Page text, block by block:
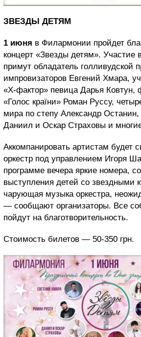
ЗВЕЗДЫ ДЕТЯМ
1 июня в Филармонии пройдет
концерт «Звезды детям». Участие
примут обладатель голливудской
импровизаторов Евгений Хмара,
«Х-фактор» певица Дарья Ковтун,
«Голос країни» Роман Руссу,
мира по степу Александр
Даниил и Оскар Страховы и
Аккомпанировать артистам будет
оркестр под управлением Игоря
программе вечера яркие номера,
выступления детей со звездными
чарующая музыка оркестра,
— сообщают организаторы. Все
пойдут на благотворительность.
Стоимость билетов — 50-350 грн.